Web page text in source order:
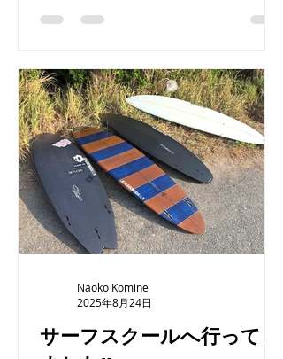
方とお会いできるのを楽しみにしてい
サーフスクールへ行ってき
Naoko Komine
2025年8月24日